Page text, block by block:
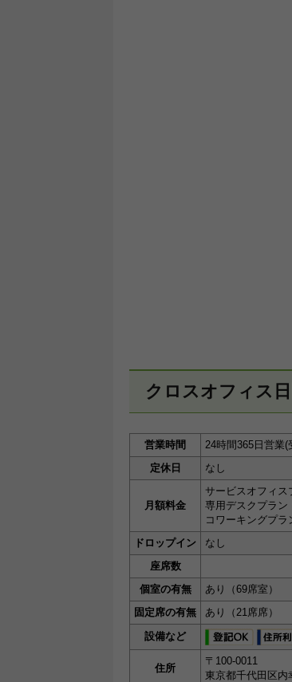
クロスオフィス
営業時間
24時間365日営業(
定休日
なし
月額料金
サービスオフィス
専用デスクプラン
コワーキングプラ
ドロップイン
なし
座席数
個室の有無
あり（69席室）
固定席の有無
あり（21席席）
設備など
住所
〒100-0011
東京都千代田区内